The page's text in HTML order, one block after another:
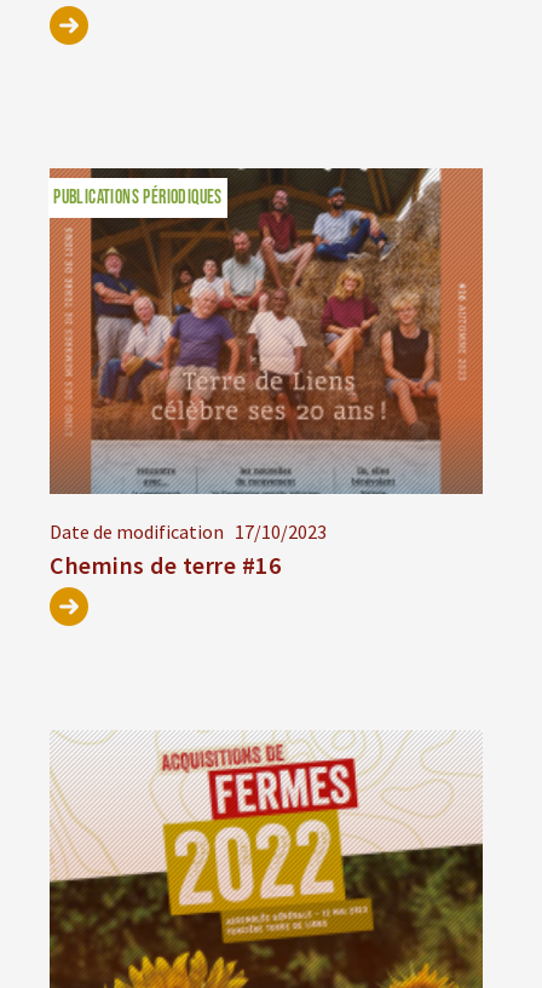
Date de modification 17/10/2023
Chemins de terre #16
PUBLICATIONS PÉRIODIQUES